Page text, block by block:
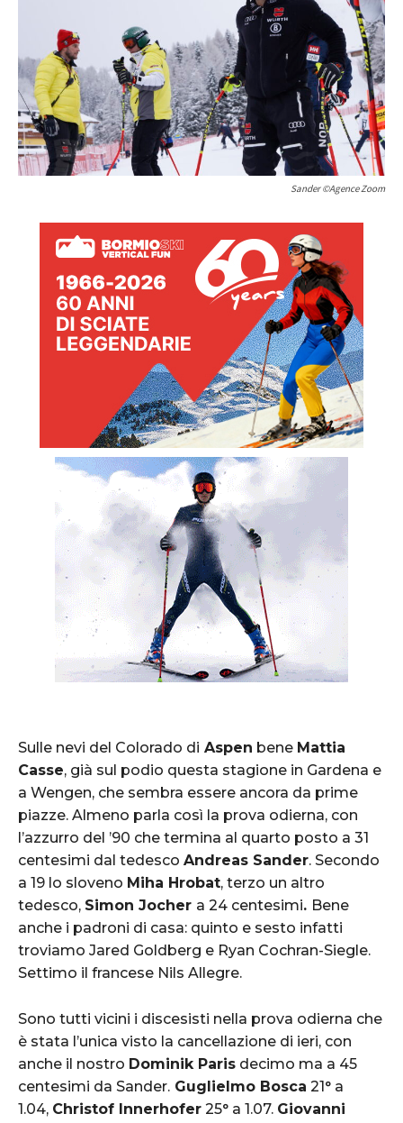
Sander ©Agence Zoom
Sulle nevi del Colorado di Aspen bene Mattia
Casse, già sul podio questa stagione in Gardena e
a Wengen, che sembra essere ancora da prime
piazze. Almeno parla così la prova odierna, con
l’azzurro del ’90 che termina al quarto posto a 31
centesimi dal tedesco Andreas Sander. Secondo
a 19 lo sloveno Miha Hrobat, terzo un altro
tedesco, Simon Jocher a 24 centesimi. Bene
anche i padroni di casa: quinto e sesto infatti
troviamo Jared Goldberg e Ryan Cochran-Siegle.
Settimo il francese Nils Allegre.
Sono tutti vicini i discesisti nella prova odierna che
è stata l’unica visto la cancellazione di ieri, con
anche il nostro Dominik Paris decimo ma a 45
centesimi da Sander. Guglielmo Bosca 21° a
1.04, Christof Innerhofer 25° a 1.07. Giovanni